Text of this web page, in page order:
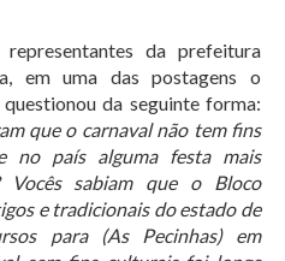
da prefeitura
em uma das postagens o
da seguinte forma:
que o carnaval não tem fins
no país alguma festa mais
Vocês sabiam que o Bloco
e tradicionais do estado de
para (As Pecinhas) em